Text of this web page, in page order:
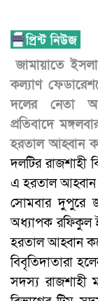
জামায়াতে
কল্যাণ
দলের নেতা
প্রতিবাদে
হরতাল আহ্বান
দলটির রাজশাহী
এ হরতাল আহ্বান
সোমবার দুপুরে
অধ্যাপক রফিকুল
হরতাল আহ্বান
বিবৃতিদাতারা
সদস্য রাজশাহী